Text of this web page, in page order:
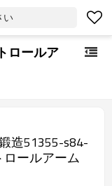
い
ロールア
造51355-s84-
ールアーム